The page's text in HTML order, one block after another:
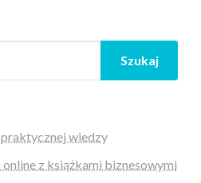
Szukaj
praktycznej wiedzy
z książkami biznesowymi